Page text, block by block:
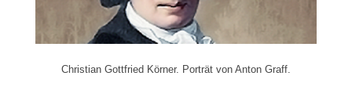
Christian Gottfried Körner. Porträt von Anton Graff.